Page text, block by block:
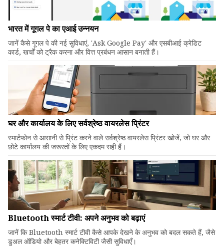
भारत में गूगल पे का एआई उन्नयन
जानें कैसे गूगल पे की नई सुविधाएं, 'Ask Google Pay' और एसबीआई क्रेडिट
कार्ड, खर्चों को ट्रैक करना और वित्त प्रबंधन आसान बनाती हैं।
घर और कार्यालय के लिए सर्वश्रेष्ठ वायरलेस प्रिंटर
स्मार्टफोन से आसानी से प्रिंट करने वाले सर्वश्रेष्ठ वायरलेस प्रिंटर खोजें, जो घर और
छोटे कार्यालय की जरूरतों के लिए एकदम सही हैं।
Bluetooth स्मार्ट टीवी: अपने अनुभव को बढ़ाएं
जानें कि Bluetooth स्मार्ट टीवी कैसे आपके देखने के अनुभव को बदल सकते हैं, जैसे
डुअल ऑडियो और बेहतर कनेक्टिविटी जैसी सुविधाएँ।